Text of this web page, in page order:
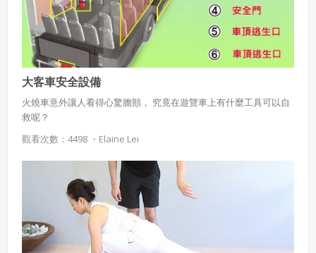
大客車安全設備
火燒車意外讓人看得心驚膽顫， 究竟在遊覽車上有什麼工具可以自
救呢？
觀看次數：4498 ・ Elaine Lei